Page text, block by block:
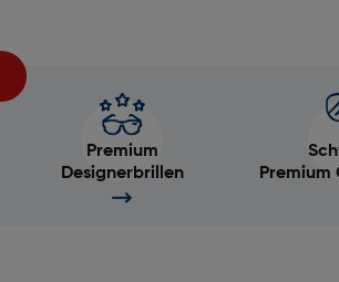
Premium
Designerbrillen